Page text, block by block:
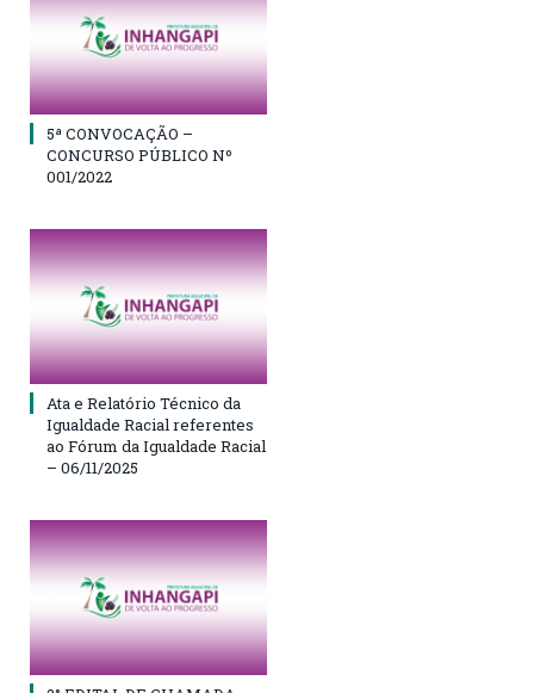
5ª CONVOCAÇÃO –
CONCURSO PÚBLICO Nº
001/2022
Ata e Relatório Técnico da
Igualdade Racial referentes
ao Fórum da Igualdade Racial
– 06/11/2025